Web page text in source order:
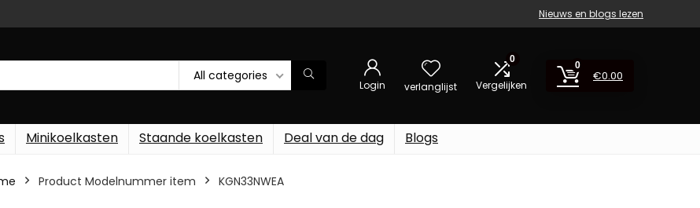
Nieuws en blogs lezen
All categories
Login verlanglijst
0
Vergelijken
0
€0.00
Minikoelkasten Staande koelkasten Deal van de dag Blogs
Product Modelnummer item ‎KGN33NWEA